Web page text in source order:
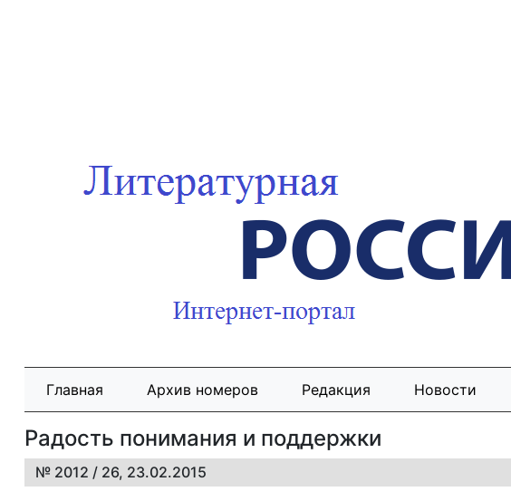
Главная Архив номеров Редакция Новости
Радость понимания и поддержки
№ 2012 / 26, 23.02.2015